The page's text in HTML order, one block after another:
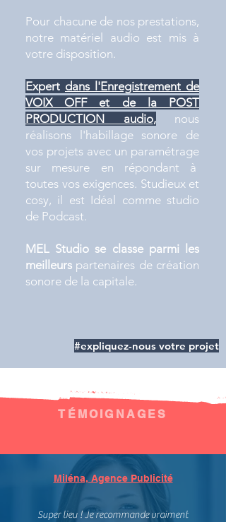
Pour chacune de nos prestations,
notre matériel audio est mis à
votre disposition.
Expert dans l'Enregistrement de
VOIX OFF et de la POST
PRODUCTION audio,nous
réalisons l'habillage sonore de
vos projets avec un paramétrage
sur mesure en répondant à
toutes vos exigences. Studieux et
cosy, il est Idéal comme studio
de Podcast.
MEL Studio se classe parmi les
meilleurs partenaires de création
sonore de la capitale.
#expliquez-nous votre projet
TÉMOIGNAGES
Miléna, Agence Publicité
Super lieu ! Je recommande vraiment